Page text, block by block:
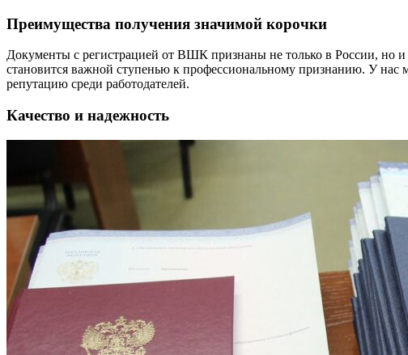
Преимущества получения значимой корочки
Документы с регистрацией от ВШК признаны не только в России, но
становится важной ступенью к профессиональному признанию. У нас
репутацию среди работодателей.
Качество и надежность